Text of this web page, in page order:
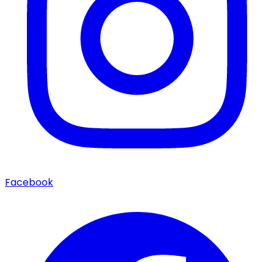
Facebook